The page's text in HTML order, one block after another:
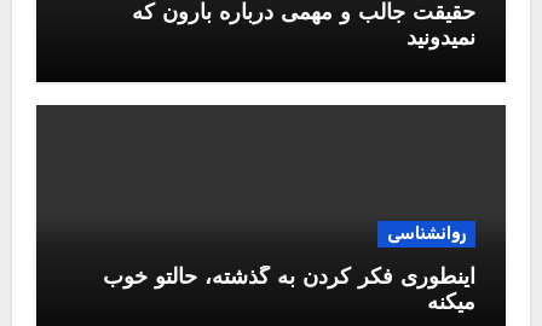
حقیقت جالب و مهمی درباره بارون که
نمیدونید
روانشناسی
اینطوری فکر کردن به گذشته، حالتو خوب
میکنه